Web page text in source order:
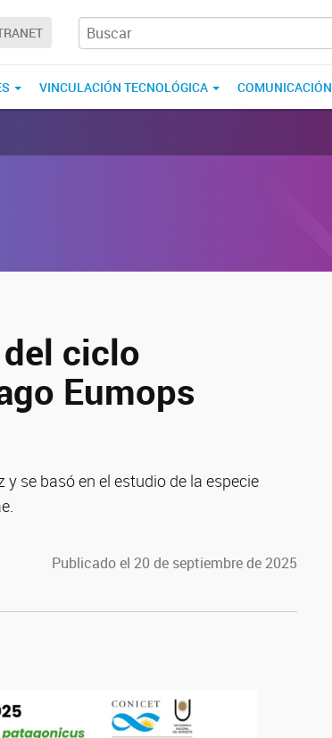
VINCULACIÓN TECNOLÓGICA COMUNICACIÓN
ciclo
Eumops
se basó en el estudio de la especie
Publicado el 20 de septiembre de 2025